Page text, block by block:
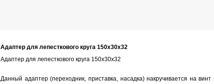
Адаптер для лепесткового круга 150х30х32
Адаптер для лепесткового круга 150х30х32
Данный адаптер (переходник, приставка, насадка) накручивается на винт